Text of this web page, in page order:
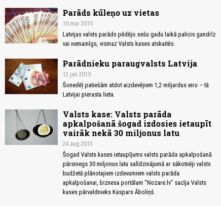
Parāds kūleņo uz vietas
10.mar 2015
Latvijas valsts parāds pēdējo sešu gadu laikā palicis gandrīz
vai nemainīgs, vismaz Valsts kases atskaitēs.
Parādnieku paraugvalsts Latvija
12.jan 2015
Šonedēļ patiešām atdot aizdevējiem 1,2 miljardus eiro – tā
Latvijai pierasta lieta.
Valsts kase: Valsts parāda
apkalpošanā šogad izdosies ietaupīt
vairāk nekā 30 miljonus latu
24.aug 2013
Šogad Valsts kases ietaupījums valsts parāda apkalpošanā
pārsniegs 30 miljonus latu salīdzinājumā ar sākotnēji valsts
budžetā plānotajiem izdevumiem valsts parāda
apkalpošanai, biznesa portālam "Nozare.lv" sacīja Valsts
kases pārvaldnieks Kaspars Āboliņš.